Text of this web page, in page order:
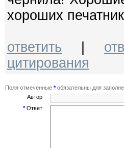
хороших
ответить
цитирования
Поля отмеченные *обязательны для
Автор
*Ответ